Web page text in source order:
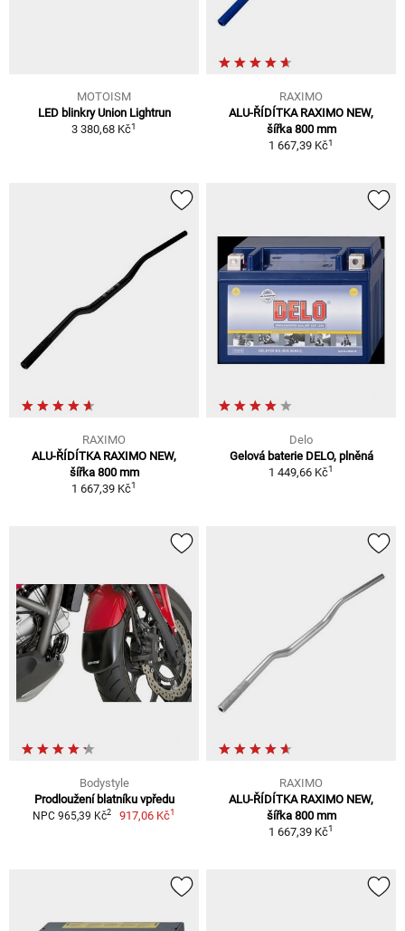
MOTOISM
LED blinkry Union Lightrun
3 380,68 Kč1
RAXIMO
ALU-ŘÍDÍTKA RAXIMO NEW,
šířka 800 mm
1 667,39 Kč1
RAXIMO
ALU-ŘÍDÍTKA RAXIMO NEW,
šířka 800 mm
1 667,39 Kč1
Delo
Gelová baterie DELO, plněná
1 449,66 Kč1
Bodystyle
Prodloužení blatníku vpředu
NPC 965,39 Kč2 917,06 Kč1
RAXIMO
ALU-ŘÍDÍTKA RAXIMO NEW,
šířka 800 mm
1 667,39 Kč1